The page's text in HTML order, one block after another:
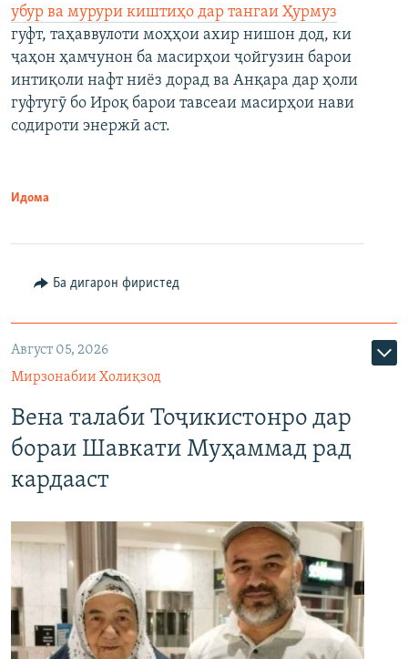
убур ва мурури киштиҳо дар тангаи Ҳурмуз
гуфт, таҳаввулоти моҳҳои ахир нишон дод, ки
ҷаҳон ҳамчунон ба масирҳои ҷойгузин барои
интиқоли нафт ниёз дорад ва Анқара дар ҳоли
гуфтугӯ бо Ироқ барои тавсеаи масирҳои нави
содироти энержӣ аст.
Идома
Ба дигарон фиристед
Август 05, 2026
Мирзонабии Холиқзод
Вена талаби Тоҷикистонро дар
бораи Шавкати Муҳаммад рад
кардааст